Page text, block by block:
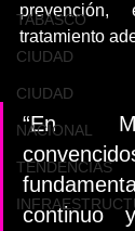
TABASCO
CIUDAD
CIUDAD
NACIONAL
TENDENCIAS
tratamiento
“En
continuo